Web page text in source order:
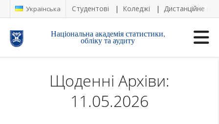
Українська Студентові Коледжі Дистанційне
Національна академія статистики,
обліку та аудиту
Щоденні Архіви:
11.05.2026